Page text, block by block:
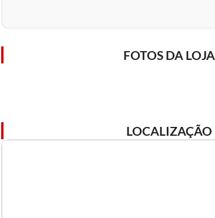
FOTOS DA LOJA
LOCALIZAÇÃO